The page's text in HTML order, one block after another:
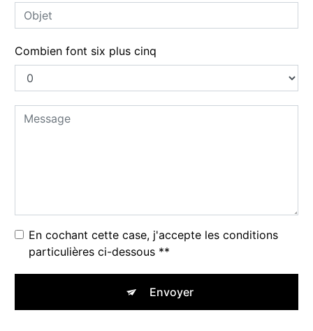
Combien font six plus cinq
En cochant cette case, j'accepte les conditions
particulières ci-dessous **
Envoyer